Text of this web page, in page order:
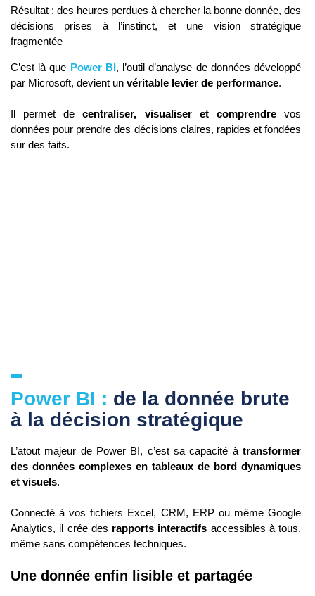
Résultat : des heures perdues à chercher la bonne donnée, des
décisions prises à l’instinct, et une vision stratégique
fragmentée
C’est là que Power BI, l’outil d’analyse de données développé
par Microsoft, devient un véritable levier de performance.
Il permet decentraliser, visualiser et comprendrevos
données pour prendre des décisions claires, rapides et fondées
sur des faits.
Power BI : de la donnée brute
à la décision stratégique
L’atout majeur de Power BI, c’est sa capacité à transformer
des données complexes en tableaux de bord dynamiques
et visuels.
Connecté à vos fichiers Excel, CRM, ERP ou même Google
Analytics, il crée des rapports interactifs accessibles à tous,
même sans compétences techniques.
Une donnée enfin lisible et partagée